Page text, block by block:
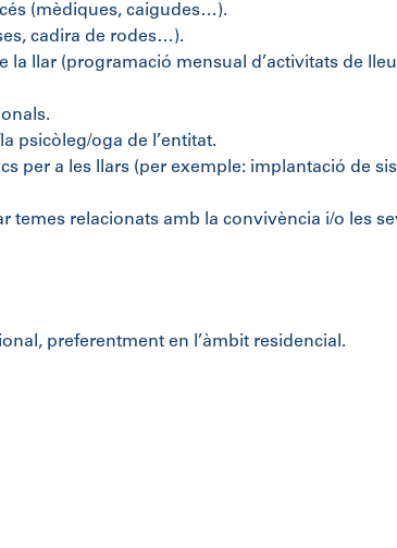
(mèdiques, caigudes…).
cadira de rodes…).
llar (programació mensual d’activitats de
psicòleg/oga de l’entitat.
per a les llars (per exemple: implantació de
temes relacionats amb la convivència i/o les
preferentment en l’àmbit residencial.